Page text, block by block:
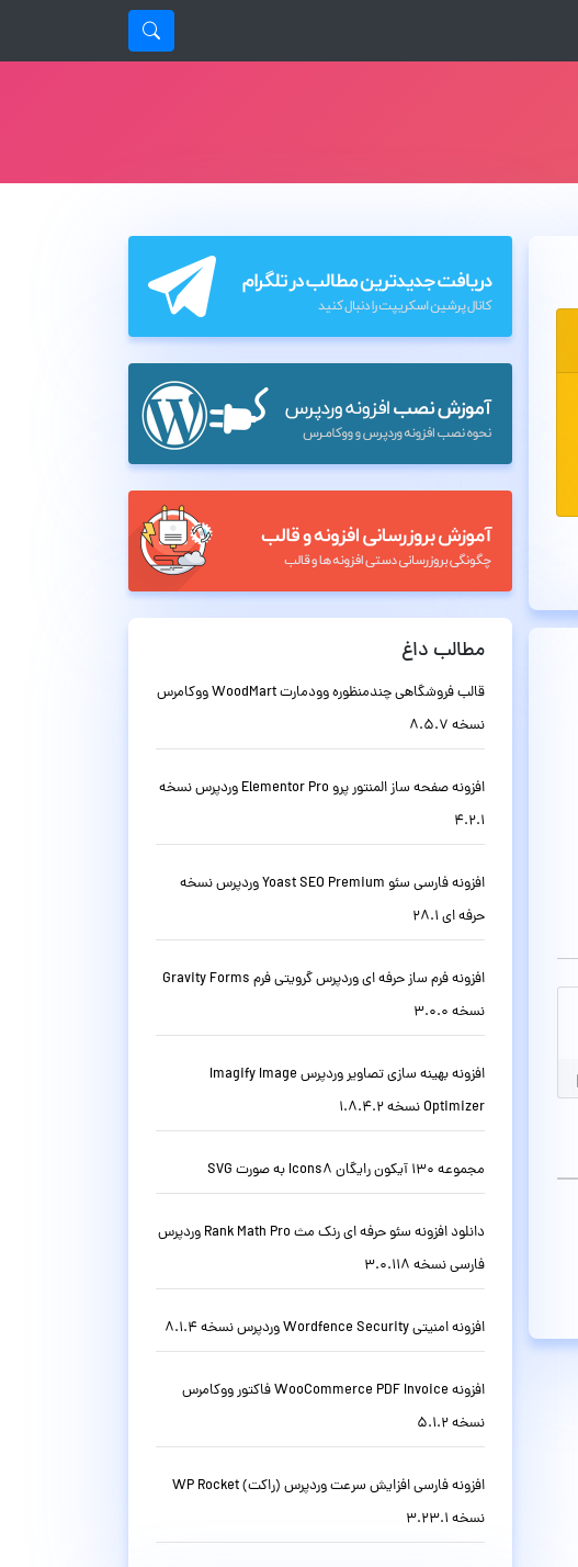
مطالب داغ
قالب فروشگاهی چندمنظوره وودمارت WoodMart ووکامرس
نسخه 8.5.7
افزونه صفحه ساز المنتور پرو Elementor Pro وردپرس نسخه
4.2.1
افزونه فارسی سئو Yoast SEO Premium وردپرس نسخه
حرفه ای 28.1
افزونه فرم ساز حرفه ای وردپرس گرویتی فرم Gravity Forms
نسخه 3.0.0
افزونه بهینه سازی تصاویر وردپرس Imagify Image
Optimizer نسخه 1.8.4.2
مجموعه 130 آیکون رایگان Icons8 به صورت SVG
دانلود افزونه سئو حرفه ای رنک مث Rank Math Pro وردپرس
فارسی نسخه 3.0.118
افزونه امنیتی Wordfence Security وردپرس نسخه 8.1.4
افزونه WooCommerce PDF Invoice فاکتور ووکامرس
نسخه 5.1.2
افزونه فارسی افزایش سرعت وردپرس (راکت) WP Rocket
نسخه 3.23.1